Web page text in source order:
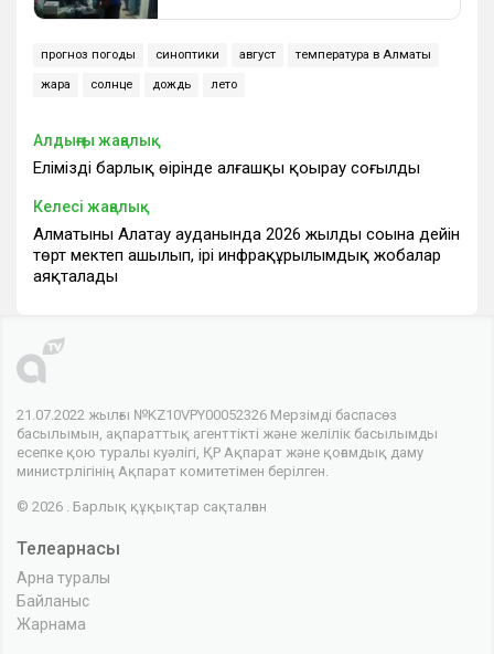
прогноз погоды синоптики август температура в Алматы
жара солнце дождь лето
Алдыңғы жаңалық
Еліміздің барлық өңірінде алғашқы қоңырау соғылды
Келесі жаңалық
Алматының Алатау ауданында 2026 жылдың соңына дейін
төрт мектеп ашылып, ірі инфрақұрылымдық жобалар
аяқталады
21.07.2022 жылғы №KZ10VPY00052326 Мерзімді баспасөз
басылымын, ақпараттық агенттікті және желілік басылымды
есепке қою туралы куәлігі, ҚР Ақпарат және қоғамдық даму
министрлігінің Ақпарат комитетімен берілген.
© 2026 . Барлық құқықтар сақталған
Телеарнасы
Арна туралы
Байланыс
Жарнама